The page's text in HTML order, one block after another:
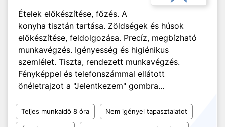
Ételek előkészítése, főzés. A
konyha tisztán tartása. Zöldségek és húsok
előkészítése, feldolgozása. Precíz, megbízható
munkavégzés. Igényesség és higiénikus
szemlélet. Tiszta, rendezett munkavégzés.
Fényképpel és telefonszámmal ellátott
önéletrajzot a "Jelentkezem" gombra...
Teljes munkaidő 8 óra Nem igényel tapasztalatot